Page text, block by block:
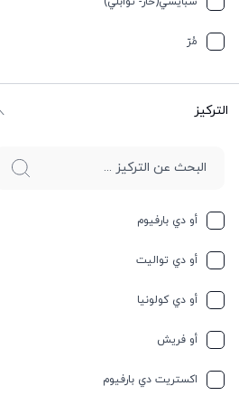
جوز الهند
حامِض
مُرّ
التركيز
أو دي بارفيوم
أو دي تواليت
أو دي كولونيا
أو فريش
اكستريت دي بارفيوم